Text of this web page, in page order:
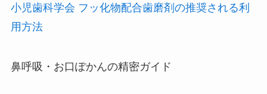
小児歯科学会 フッ化物配合歯磨剤の推奨される利
用方法
鼻呼吸・お口ぽかんの精密ガイド